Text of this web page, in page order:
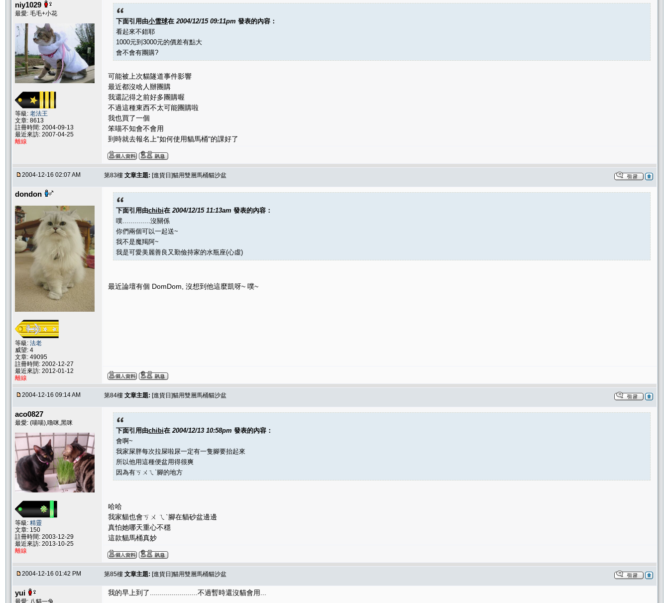
niy1029
最愛: 毛毛+小花
等級: 老法王
文章: 8613
註冊時間: 2004-09-13
最近來訪: 2007-04-25
離線
下面引用由小雪球在 2004/12/15 09:11pm 發表的內容：
看起來不錯耶
1000元到3000元的價差有點大
會不會有團購?
可能被上次貓隧道事件影響
最近都沒啥人辦團購
我還記得之前好多團購喔
不過這種東西不太可能團購啦
我也買了一個
笨喵不知會不會用
到時就去報名上"如何使用貓馬桶"的課好了
2004-12-16 02:07 AM 第83樓 文章主題: [進貨日]貓用雙層馬桶貓沙盆
dondon
等級: 法老
威望: 4
文章: 49095
註冊時間: 2002-12-27
最近來訪: 2012-01-12
離線
下面引用由chibi在 2004/12/15 11:13am 發表的內容：
噗..............沒關係
你們兩個可以一起送~
我不是魔羯阿~
我是可愛美麗善良又勤儉持家的水瓶座(心虛)
最近論壇有個 DomDom, 沒想到他這麼凱呀~ 噗~
2004-12-16 09:14 AM 第84樓 文章主題: [進貨日]貓用雙層馬桶貓沙盆
aco0827
最愛: (喵喵),嚕咪,黑咪
等級: 精靈
文章: 150
註冊時間: 2003-12-29
最近來訪: 2013-10-25
離線
下面引用由chibi在 2004/12/13 10:58pm 發表的內容：
會啊~
我家屎胖每次拉屎啦尿一定有一隻腳要抬起來
所以他用這種便盆用得很爽
因為有ㄎㄨㄟˋ腳的地方
哈哈
我家貓也會ㄎㄨ ㄟˋ腳在貓砂盆邊邊
真怕她哪天重心不穩
這款貓馬桶真妙
2004-12-16 01:42 PM 第85樓 文章主題: [進貨日]貓用雙層馬桶貓沙盆
yui
最愛: 八貓一兔
我的早上到了........................不過暫時還沒貓會用...